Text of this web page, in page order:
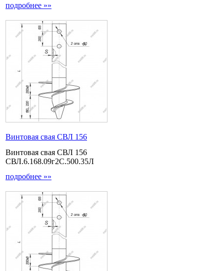
подробнее »»
Винтовая свая СВЛ 156
Винтовая свая СВЛ 156
СВЛ.6.168.09г2С.500.35Л
подробнее »»